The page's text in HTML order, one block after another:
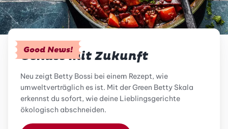
Good News!
Genuss mit Zukunft
Neu zeigt Betty Bossi bei einem Rezept, wie
umweltverträglich es ist. Mit der Green Betty Skala
erkennst du sofort, wie deine Lieblingsgerichte
ökologisch abschneiden.